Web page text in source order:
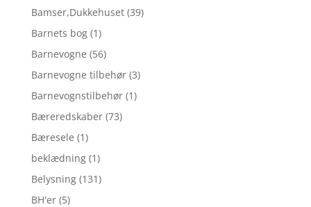
Bamser,Dukkehuset (39)
Barnets bog (1)
Barnevogne (56)
Barnevogne tilbehør (3)
Barnevognstilbehør (1)
Bæreredskaber (73)
Bæresele (1)
beklædning (1)
Belysning (131)
BH'er (5)